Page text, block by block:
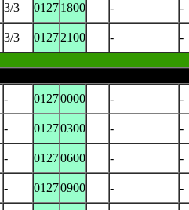
3/3 01271800 - -
3/3 01272100 -
-
- 01270000 - -
- 01270300 - -
- 01270600 - -
- 01270900 - -